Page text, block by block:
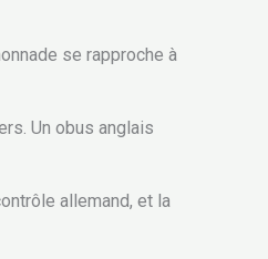
se rapproche à
Un obus anglais
allemand, et la